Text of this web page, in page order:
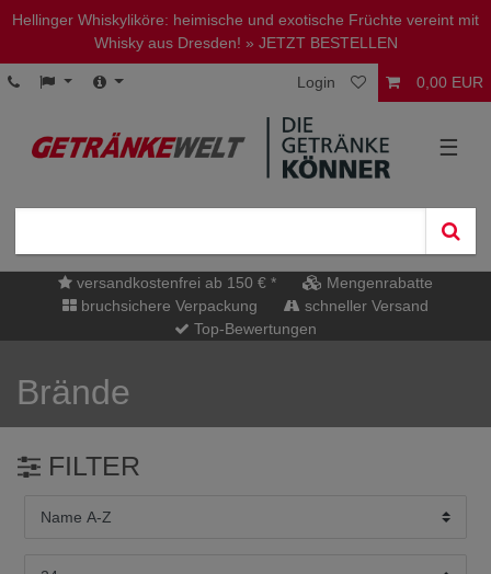
Hellinger Whiskyliköre: heimische und exotische Früchte vereint mit
Whisky aus Dresden! » JETZT BESTELLEN
Login 0,00 EUR
☰
versandkostenfrei ab 150 € *
Mengenrabatte
bruchsichere Verpackung
schneller Versand
Top-Bewertungen
Brände
FILTER